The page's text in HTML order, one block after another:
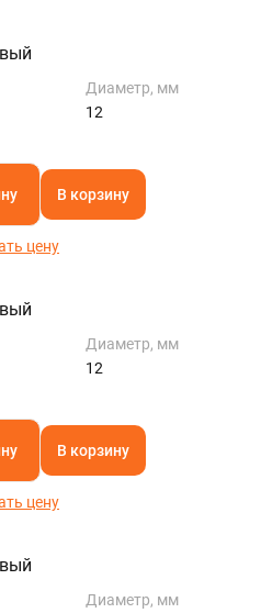
Диаметр, мм
12
В корзину
цену
Диаметр, мм
12
В корзину
цену
Диаметр, мм